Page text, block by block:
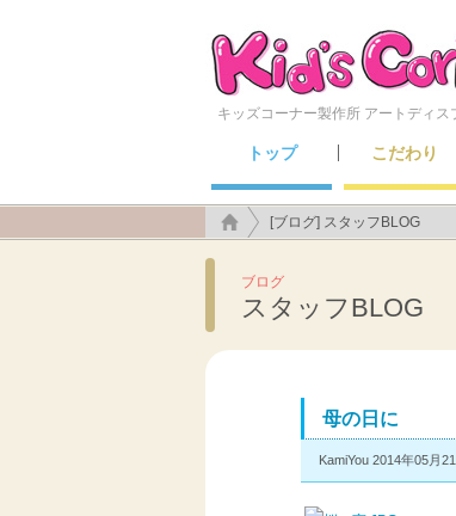
キッズコーナー製作所 アートディス
トップ こだわり
アートディスプレイの
こんなところにも施工で
[ブログ] スタッフBLOG
ブログ
スタッフBLOG
母の日に
KamiYou 2014年05月